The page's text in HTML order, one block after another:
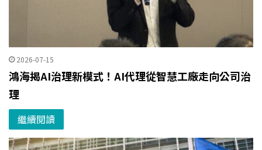
2026-07-15
鴻海揭AI治理新模式！AI代理從智慧工廠走向公司治
理
繼續閱讀